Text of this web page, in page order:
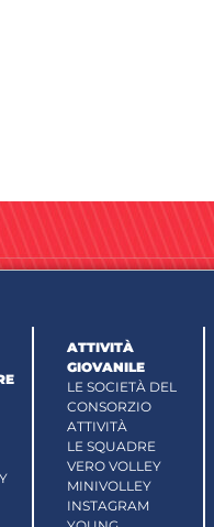
ATTIVITÀ
GIOVANILE
LE SOCIETÀ DEL
CONSORZIO
ATTIVITÀ
LE SQUADRE
VERO VOLLEY
MINIVOLLEY
INSTAGRAM